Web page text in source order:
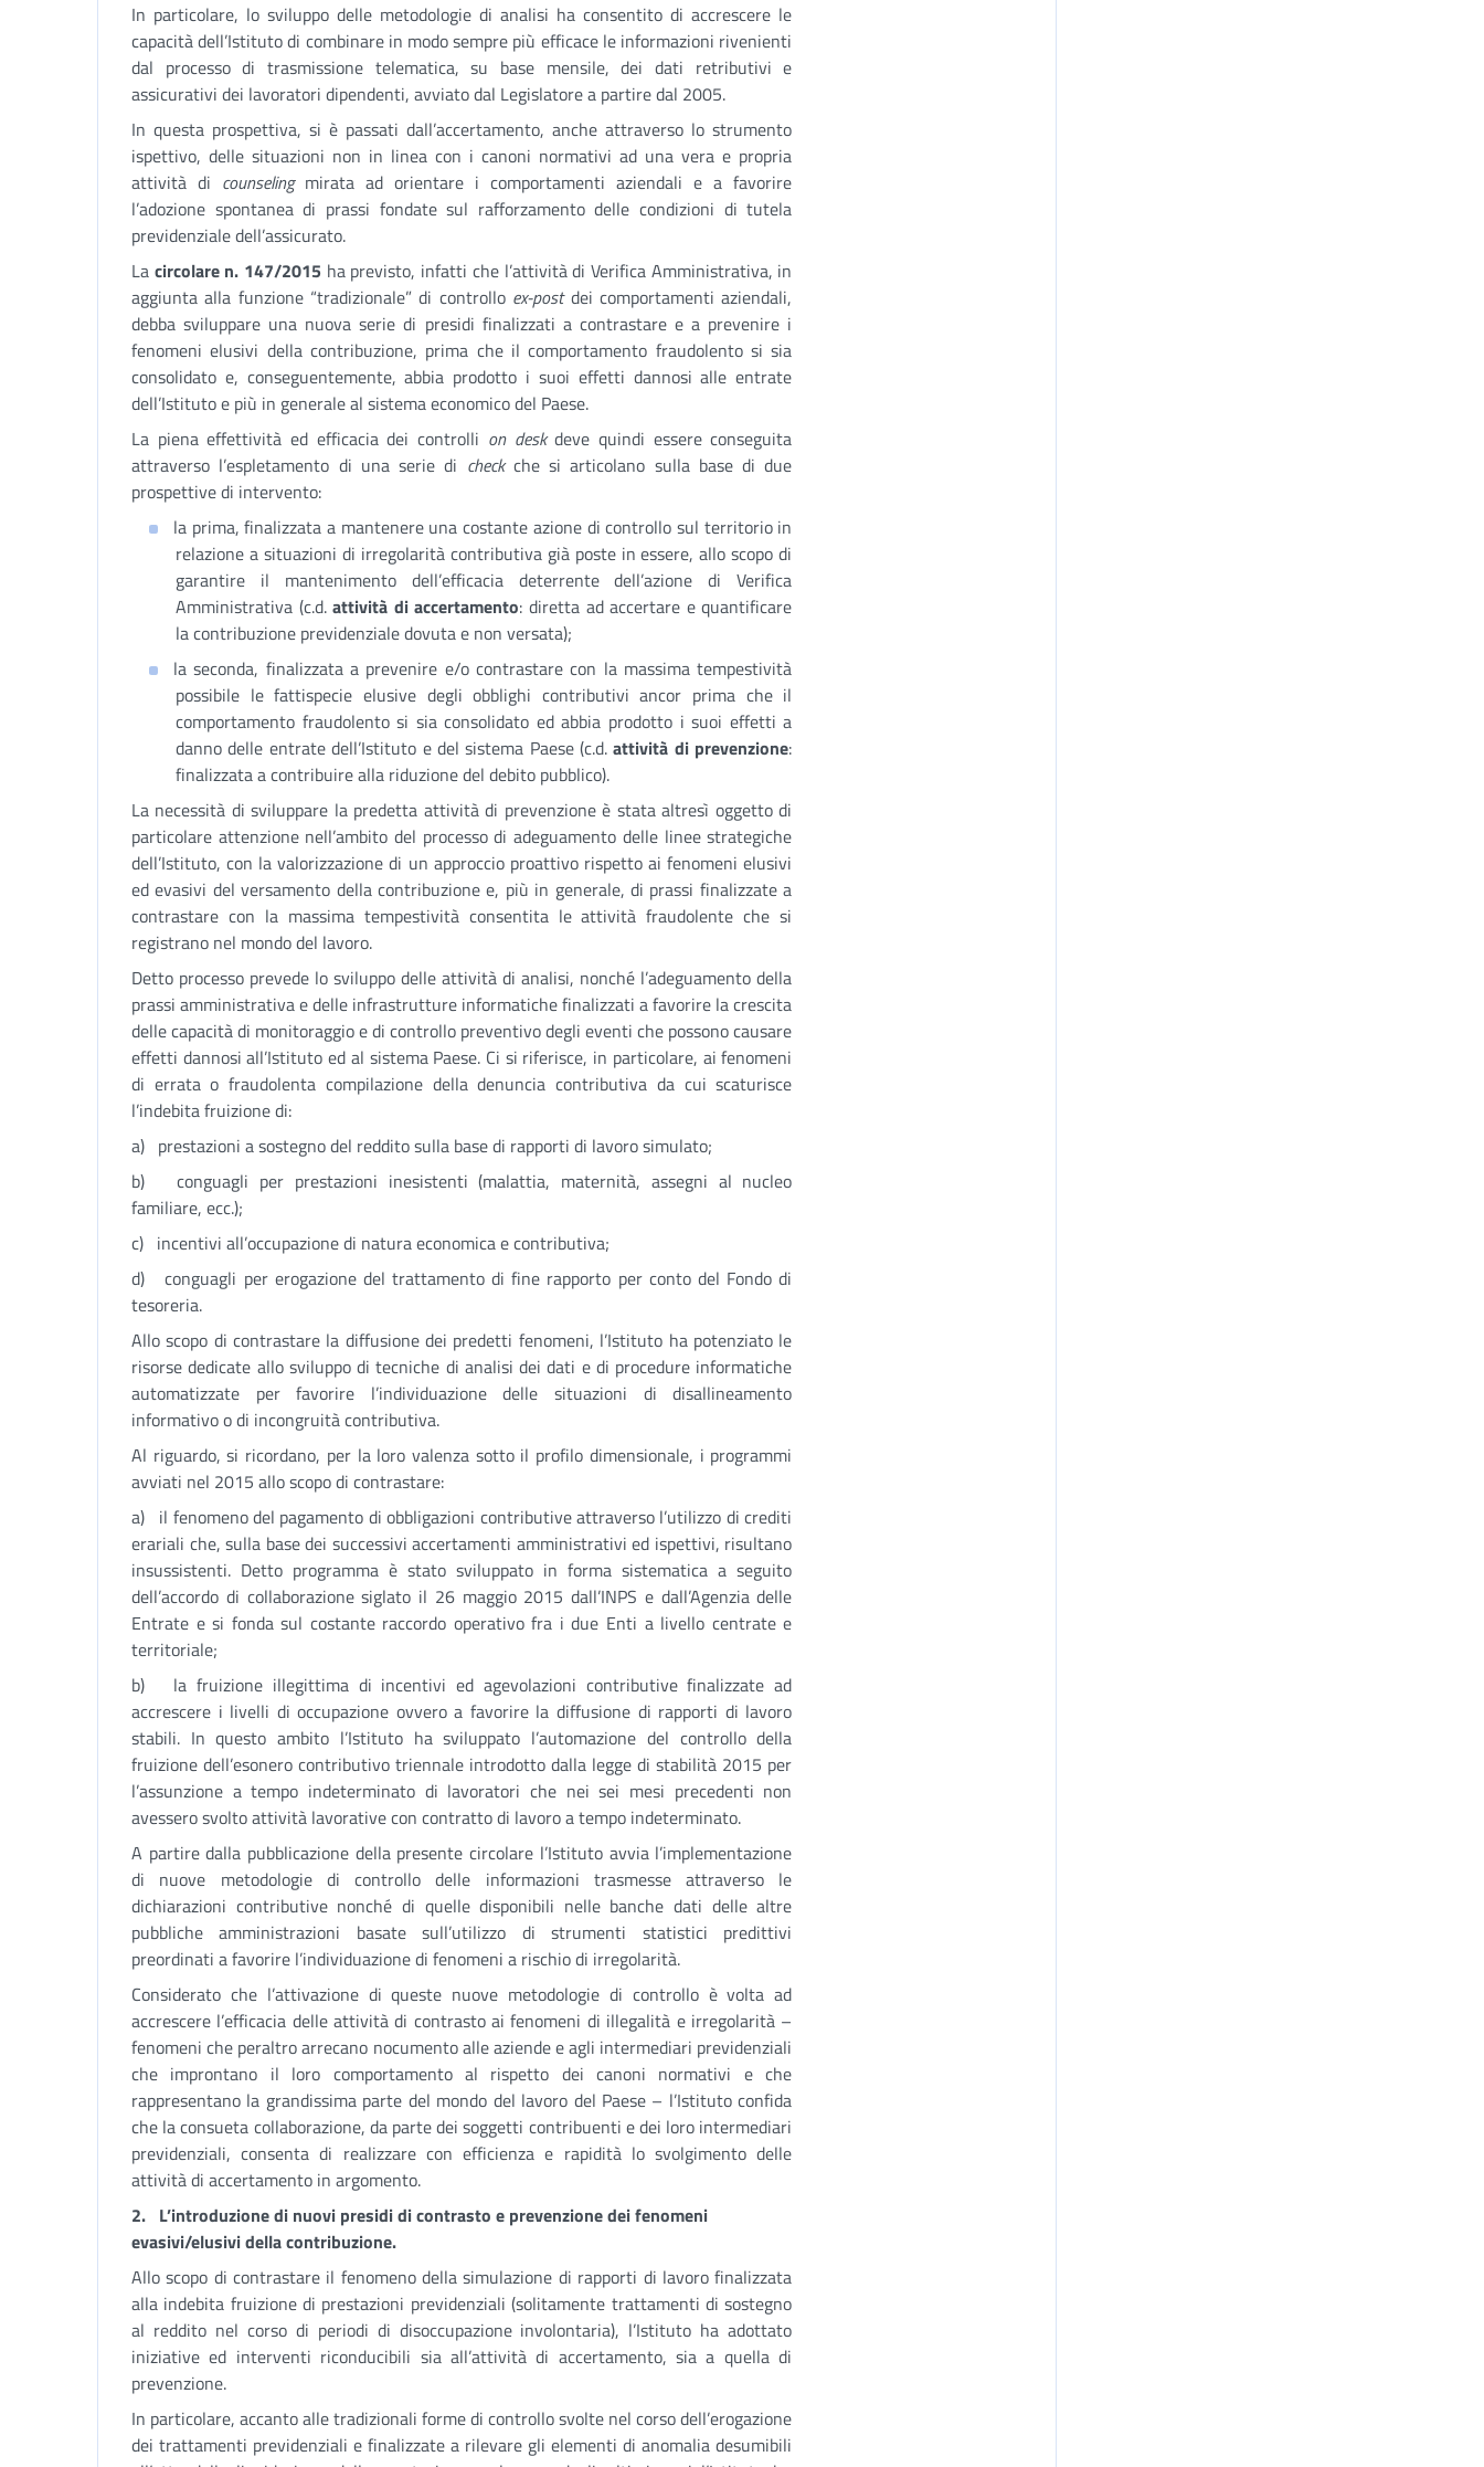
In particolare, lo sviluppo delle metodologie di analisi ha consentito di accrescere le
capacità dell’Istituto di combinare in modo sempre più efficace le informazioni rivenienti
dal processo di trasmissione telematica, su base mensile, dei dati retributivi e
assicurativi dei lavoratori dipendenti, avviato dal Legislatore a partire dal 2005.
In questa prospettiva, si è passati dall’accertamento, anche attraverso lo strumento
ispettivo, delle situazioni non in linea con i canoni normativi ad una vera e propria
attività di counseling mirata ad orientare i comportamenti aziendali e a favorire
l’adozione spontanea di prassi fondate sul rafforzamento delle condizioni di tutela
previdenziale dell’assicurato.
La circolare n. 147/2015 ha previsto, infatti che l’attività di Verifica Amministrativa, in
aggiunta alla funzione “tradizionale” di controllo ex-postdei comportamenti aziendali,
debba sviluppare una nuova serie di presidi finalizzati a contrastare e a prevenire i
fenomeni elusivi della contribuzione, prima che il comportamento fraudolento si sia
consolidato e, conseguentemente, abbia prodotto i suoi effetti dannosi alle entrate
dell’Istituto e più in generale al sistema economico del Paese.
La piena effettività ed efficacia dei controlli on deskdeve quindi essere conseguita
attraverso l’espletamento di una serie di checkche si articolano sulla base di due
prospettive di intervento:
la prima, finalizzata a mantenere una costante azione di controllo sul territorio in
relazione a situazioni di irregolarità contributiva già poste in essere, allo scopo di
garantire il mantenimento dell’efficacia deterrente dell’azione di Verifica
Amministrativa (c.d.attività di accertamento: diretta ad accertare e quantificare
la contribuzione previdenziale dovuta e non versata);
la seconda, finalizzata a prevenire e/o contrastare con la massima tempestività
possibile le fattispecie elusive degli obblighi contributivi ancor prima che il
comportamento fraudolento si sia consolidato ed abbia prodotto i suoi effetti a
danno delle entrate dell’Istituto e del sistema Paese (c.d.attività di prevenzione:
finalizzata a contribuire alla riduzione del debito pubblico).
La necessità di sviluppare la predetta attività di prevenzione è stata altresì oggetto di
particolare attenzione nell’ambito del processo di adeguamento delle linee strategiche
dell’Istituto, con la valorizzazione di un approccio proattivo rispetto ai fenomeni elusivi
ed evasivi del versamento della contribuzione e, più in generale, di prassi finalizzate a
contrastare con la massima tempestività consentita le attività fraudolente che si
registrano nel mondo del lavoro.
Detto processo prevede lo sviluppo delle attività di analisi, nonché l’adeguamento della
prassi amministrativa e delle infrastrutture informatiche finalizzati a favorire la crescita
delle capacità di monitoraggio e di controllo preventivo degli eventi che possono causare
effetti dannosi all’Istituto ed al sistema Paese. Ci si riferisce, in particolare, ai fenomeni
di errata o fraudolenta compilazione della denuncia contributiva da cui scaturisce
l’indebita fruizione di:
a) prestazioni a sostegno del reddito sulla base di rapporti di lavoro simulato;
b) conguagli per prestazioni inesistenti (malattia, maternità, assegni al nucleo
familiare, ecc.);
c) incentivi all’occupazione di natura economica e contributiva;
d) conguagli per erogazione del trattamento di fine rapporto per conto del Fondo di
tesoreria.
Allo scopo di contrastare la diffusione dei predetti fenomeni, l’Istituto ha potenziato le
risorse dedicate allo sviluppo di tecniche di analisi dei dati e di procedure informatiche
automatizzate per favorire l’individuazione delle situazioni di disallineamento
informativo o di incongruità contributiva.
Al riguardo, si ricordano, per la loro valenza sotto il profilo dimensionale, i programmi
avviati nel 2015 allo scopo di contrastare:
a) il fenomeno del pagamento di obbligazioni contributive attraverso l’utilizzo di crediti
erariali che, sulla base dei successivi accertamenti amministrativi ed ispettivi, risultano
insussistenti. Detto programma è stato sviluppato in forma sistematica a seguito
dell’accordo di collaborazione siglato il 26 maggio 2015 dall’INPS e dall’Agenzia delle
Entrate e si fonda sul costante raccordo operativo fra i due Enti a livello centrate e
territoriale;
b) la fruizione illegittima di incentivi ed agevolazioni contributive finalizzate ad
accrescere i livelli di occupazione ovvero a favorire la diffusione di rapporti di lavoro
stabili. In questo ambito l’Istituto ha sviluppato l’automazione del controllo della
fruizione dell’esonero contributivo triennale introdotto dalla legge di stabilità 2015 per
l’assunzione a tempo indeterminato di lavoratori che nei sei mesi precedenti non
avessero svolto attività lavorative con contratto di lavoro a tempo indeterminato.
A partire dalla pubblicazione della presente circolare l’Istituto avvia l’implementazione
di nuove metodologie di controllo delle informazioni trasmesse attraverso le
dichiarazioni contributive nonché di quelle disponibili nelle banche dati delle altre
pubbliche amministrazioni basate sull’utilizzo di strumenti statistici predittivi
preordinati a favorire l’individuazione di fenomeni a rischio di irregolarità.
Considerato che l’attivazione di queste nuove metodologie di controllo è volta ad
accrescere l’efficacia delle attività di contrasto ai fenomeni di illegalità e irregolarità –
fenomeni che peraltro arrecano nocumento alle aziende e agli intermediari previdenziali
che improntano il loro comportamento al rispetto dei canoni normativi e che
rappresentano la grandissima parte del mondo del lavoro del Paese – l’Istituto confida
che la consueta collaborazione, da parte dei soggetti contribuenti e dei loro intermediari
previdenziali, consenta di realizzare con efficienza e rapidità lo svolgimento delle
attività di accertamento in argomento.
2. L’introduzione di nuovi presidi di contrasto e prevenzione dei fenomeni
evasivi/elusivi della contribuzione.
Allo scopo di contrastare il fenomeno della simulazione di rapporti di lavoro finalizzata
alla indebita fruizione di prestazioni previdenziali (solitamente trattamenti di sostegno
al reddito nel corso di periodi di disoccupazione involontaria), l’Istituto ha adottato
iniziative ed interventi riconducibili sia all’attività di accertamento, sia a quella di
prevenzione.
In particolare, accanto alle tradizionali forme di controllo svolte nel corso dell’erogazione
dei trattamenti previdenziali e finalizzate a rilevare gli elementi di anomalia desumibili